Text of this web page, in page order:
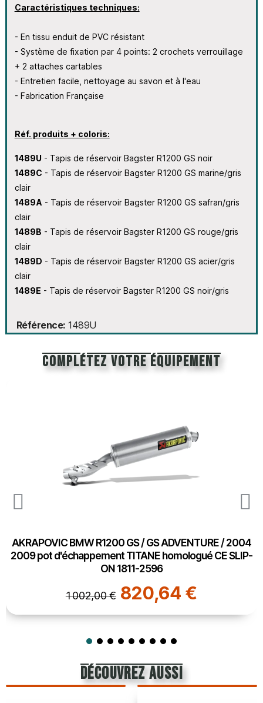
Caractéristiques techniques:
- En tissu enduit de PVC résistant
- Système de fixation par 4 points: 2 crochets verrouillage
+ 2 attaches cartables
- Entretien facile, nettoyage au savon et à l'eau
- Fabrication Française
Réf. produits + coloris:
1489U - Tapis de réservoir Bagster R1200 GS noir
1489C - Tapis de réservoir Bagster R1200 GS marine/gris
clair
1489A - Tapis de réservoir Bagster R1200 GS safran/gris
clair
1489B - Tapis de réservoir Bagster R1200 GS rouge/gris
clair
1489D - Tapis de réservoir Bagster R1200 GS acier/gris
clair
1489E - Tapis de réservoir Bagster R1200 GS noir/gris
Référence 1489U
Complétez votre équipement
AKRAPOVIC BMW R1200 GS / GS ADVENTURE / 2004
2009 pot d'échappement TITANE homologué CE SLIP-
ON 1811-2596
1 002,00 € 820,64 €
découvrez aussi